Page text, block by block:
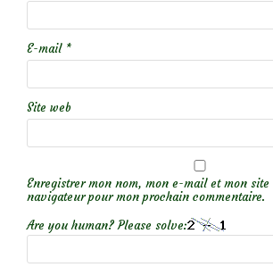
E-mail *
Site web
Enregistrer mon nom, mon e-mail et mon site
navigateur pour mon prochain commentaire.
Are you human? Please solve: